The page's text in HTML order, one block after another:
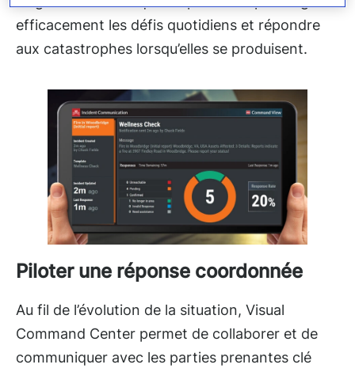
efficacement les défis quotidiens et répondre
aux catastrophes lorsqu’elles se produisent.
Piloter une réponse coordonnée
Au fil de l’évolution de la situation, Visual
Command Center permet de collaborer et de
communiquer avec les parties prenantes clé